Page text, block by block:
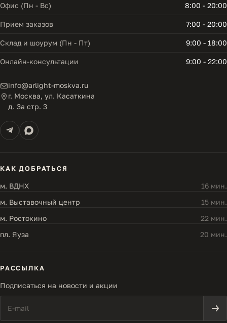
Офис (Пн - Вс) 8:00 - 20:00
Прием заказов 7:00 - 20:00
Склад и шоурум (Пн - Пт) 9:00 - 18:00
Онлайн-консультации 9:00 - 22:00
info@arlight-moskva.ru
г. Москва, ул. Касаткина
д. 3а стр. 3
КАК ДОБРАТЬСЯ
м. ВДНХ
16 мин.
м. Выставочный центр
15 мин.
м. Ростокино
22 мин.
пл. Яуза
20 мин.
РАССЫЛКА
Подписаться на новости и акции